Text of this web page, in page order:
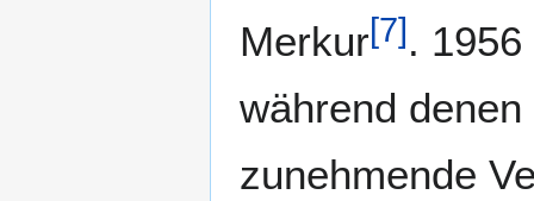
Merkur[7].
während
zunehmende